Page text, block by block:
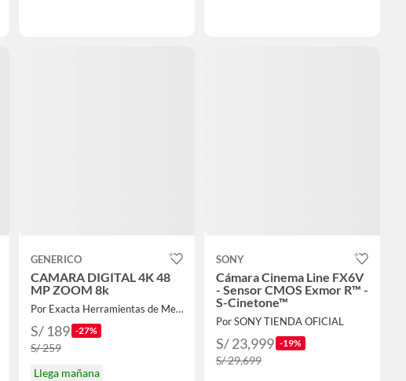
GENERICO
CAMARA DIGITAL 4K 48
MP ZOOM 8k
Por Exacta Herramientas de Medicion
S/ 189 -27%
S/ 259
Llega mañana
SONY
Cámara Cinema Line FX6V
- Sensor CMOS Exmor R™ -
S-Cinetone™
Por SONY TIENDA OFICIAL
S/ 23,999 -19%
S/ 29,699